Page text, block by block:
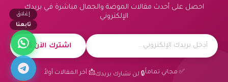
احصل على أحدث مقالات الموضة والجمال مباشرة في بريدك
الإلكتروني
اشترك الآن 🚀
✅ مجاني تماماً🔒 لن نشارك بريدك📩 آخر المقالات أولاً
إغلاق
تابعنا